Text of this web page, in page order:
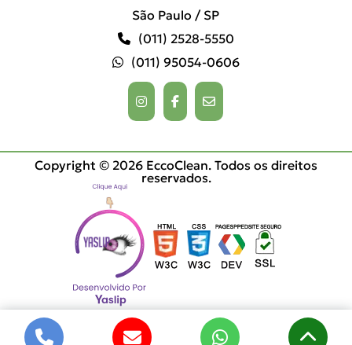
São Paulo / SP
(011) 2528-5550
(011) 95054-0606
Copyright © 2026 EccoClean. Todos os direitos
reservados.